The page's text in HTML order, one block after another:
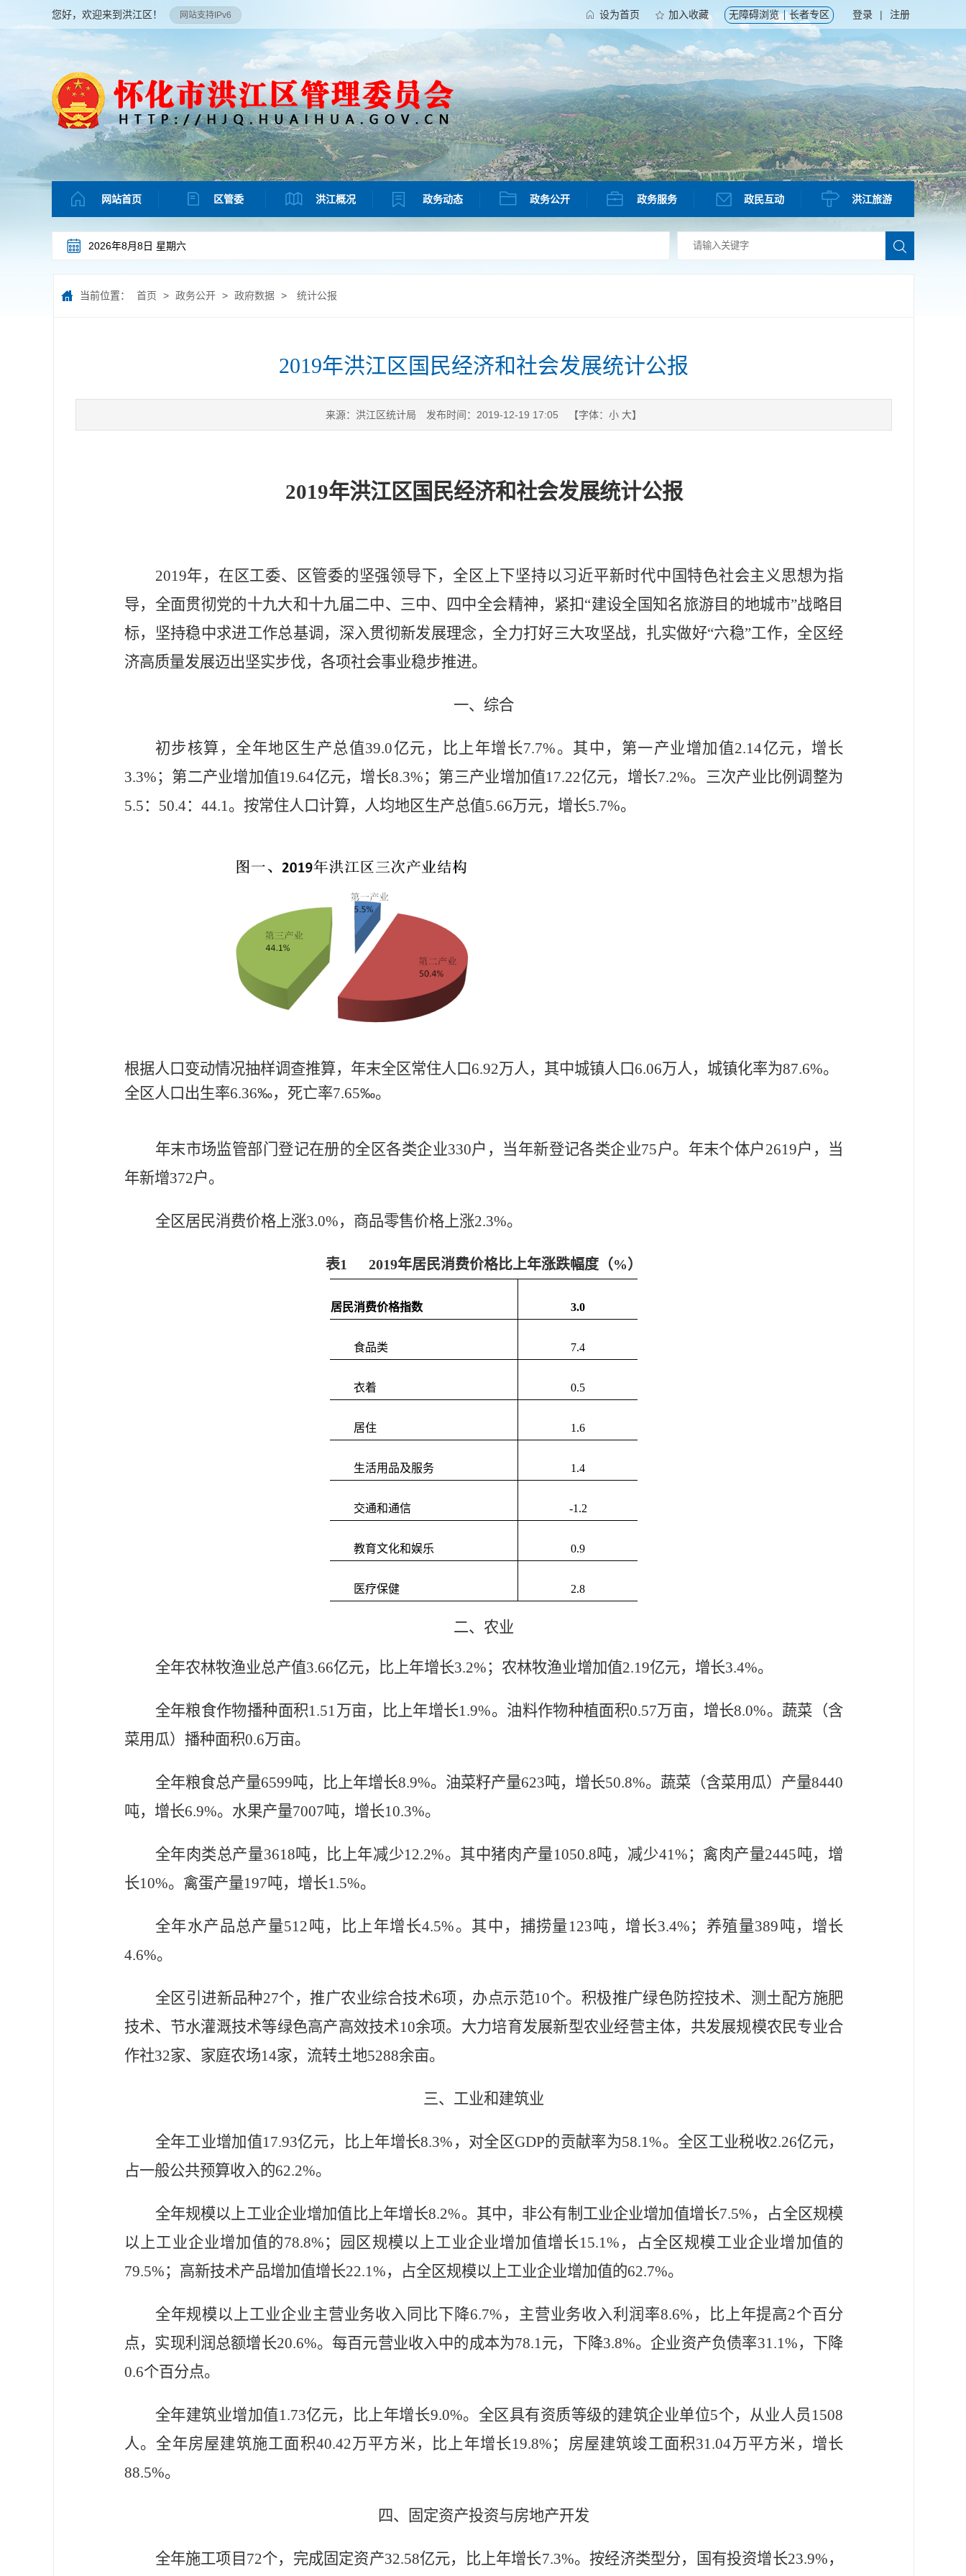
您好，欢迎来到洪江区！ 网站支持IPv6 登录 | 注册
设为首页 加入收藏 无障碍浏览 长者专区
网站首页 区管委 洪江概况 政务动态 政务公开 政务服务 政民互动 洪江旅游
2026年8月8日 星期六
当前位置： 首页 > 政务公开 > 政府数据 > 统计公报
2019年洪江区国民经济和社会发展统计公报
来源：洪江区统计局 发布时间：2019-12-19 17:05 【字体： 小 大】
2019年洪江区国民经济和社会发展统计公报
2019年，在区工委、区管委的坚强领导下，全区上下坚持以习近平新时代中国特色社会主义思想为指
导，全面贯彻党的十九大和十九届二中、三中、四中全会精神，紧扣“建设全国知名旅游目的地城市”战略目
标，坚持稳中求进工作总基调，深入贯彻新发展理念，全力打好三大攻坚战，扎实做好“六稳”工作，全区经
济高质量发展迈出坚实步伐，各项社会事业稳步推进。
一、综合
初步核算，全年地区生产总值39.0亿元，比上年增长7.7%。其中，第一产业增加值2.14亿元，增长
3.3%；第二产业增加值19.64亿元，增长8.3%；第三产业增加值17.22亿元，增长7.2%。三次产业比例调整为
5.5： 50.4： 44.1。按常住人口计算，人均地区生产总值5.66万元，增长5.7%。
根据人口变动情况抽样调查推算，年末全区常住人口 6.92万人，其中城镇人口 6.06万人，城镇化率为87.6%。
全区人口出生率6.36‰，死亡率7.65‰。
年末市场监管部门登记在册的全区各类企业330户，当年新登记各类企业75户。年末个体户 2619户，当
年新增372户。
全区居民消费价格上涨3.0%，商品零售价格上涨2.3%。
表1 2019年居民消费价格比上年涨跌幅度（%）
居民消费价格指数 3.0
食品类 7.4
衣着 0.5
居住 1.6
生活用品及服务 1.4
交通和通信 -1.2
教育文化和娱乐 0.9
医疗保健 2.8
二、农业
全年农林牧渔业总产值3.66亿元，比上年增长3.2%；农林牧渔业增加值2.19亿元，增长3.4%。
全年粮食作物播种面积1.51万亩，比上年增长1.9%。油料作物种植面积0.57万亩，增长8.0%。蔬菜（含
菜用瓜）播种面积0.6万亩。
全年粮食总产量6599吨，比上年增长8.9%。油菜籽产量623吨，增长50.8%。蔬菜（含菜用瓜）产量8440
吨，增长6.9%。水果产量7007吨，增长10.3%。
全年肉类总产量3618吨，比上年减少12.2%。其中猪肉产量1050.8吨，减少41%；禽肉产量2445吨，增
长10%。禽蛋产量197吨，增长1.5%。
全年水产品总产量512吨，比上年增长4.5%。其中，捕捞量123吨，增长3.4%；养殖量389吨，增长
4.6%。
全区引进新品种27个，推广农业综合技术6项，办点示范10个。积极推广绿色防控技术、测土配方施肥
技术、节水灌溉技术等绿色高产高效技术10余项。大力培育发展新型农业经营主体，共发展规模农民专业合
作社32家、家庭农场14家，流转土地5288余亩。
三、工业和建筑业
全年工业增加值17.93亿元，比上年增长8.3% ，对全区GDP的贡献率为58.1%。全区工业税收2.26亿元，
占一般公共预算收入的62.2%。
全年规模以上工业企业增加值比上年增长8.2%。其中，非公有制工业企业增加值增长7.5%，占全区规模
以上工业企业增加值的78.8%；园区规模以上工业企业增加值增长15.1% ，占全区规模工业企业增加值的
79.5%；高新技术产品增加值增长22.1%，占全区规模以上工业企业增加值的62.7%。
全年规模以上工业企业主营业务收入同比下降6.7% ，主营业务收入利润率8.6% ，比上年提高2个百分
点，实现利润总额增长20.6%。每百元营业收入中的成本为78.1元，下降3.8%。企业资产负债率31.1%，下降
0.6个百分点。
全年建筑业增加值1.73亿元，比上年增长9.0%。全区具有资质等级的建筑企业单位5个， 从业人员 1508
人。全年房屋建筑施工面积40.42万平方米，比上年增长19.8%；房屋建筑竣工面积31.04万平方米，增长
88.5%。
四、固定资产投资与房地产开发
全年施工项目 72个，完成固定资产32.58亿元，比上年增长7.3%。按经济类型分，国有投资增长23.9%，